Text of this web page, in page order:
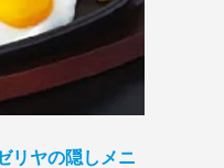
リヤの隠しメニ